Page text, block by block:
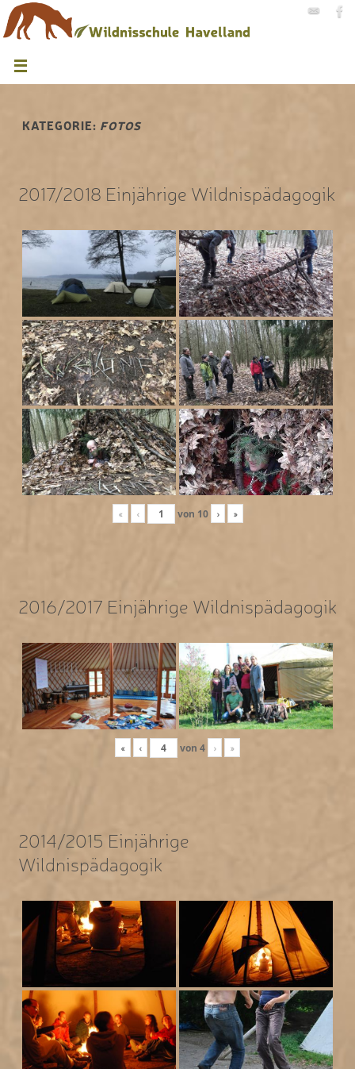
KATEGORIE: FOTOS
2017/2018 Einjährige Wildnispädagogik
« ‹ von 10 › »
2016/2017 Einjährige Wildnispädagogik
« ‹ von 4 › »
2014/2015 Einjährige
Wildnispädagogik